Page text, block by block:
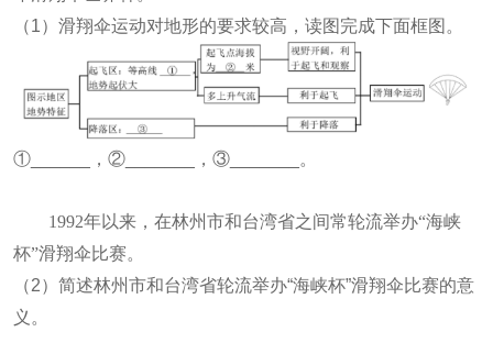
（1）滑翔伞运动对地形的要求较高，读图完成下面框图。
① ，② ，③ 。
1992年以来，在林州市和台湾省之间常轮流举办“海峡
杯”滑翔伞比赛。
（2）简述林州市和台湾省轮流举办“海峡杯”滑翔伞比赛的意
义。